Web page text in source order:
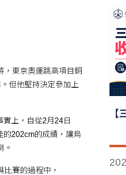
，東京奧運跳高項目銅
但他堅持決定參加上
上，自從2月24日
的202cm的成績，讓烏
。
賽的過程中，